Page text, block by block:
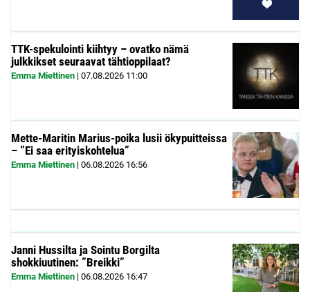
TTK-spekulointi kiihtyy – ovatko nämä
julkkikset seuraavat tähtioppilaat?
Emma Miettinen | 07.08.2026 11:00
Mette-Maritin Marius-poika lusii ökypuitteissa
– ”Ei saa erityiskohtelua”
Emma Miettinen | 06.08.2026 16:56
Janni Hussilta ja Sointu Borgilta
shokkiuutinen: ”Breikki”
Emma Miettinen | 06.08.2026 16:47